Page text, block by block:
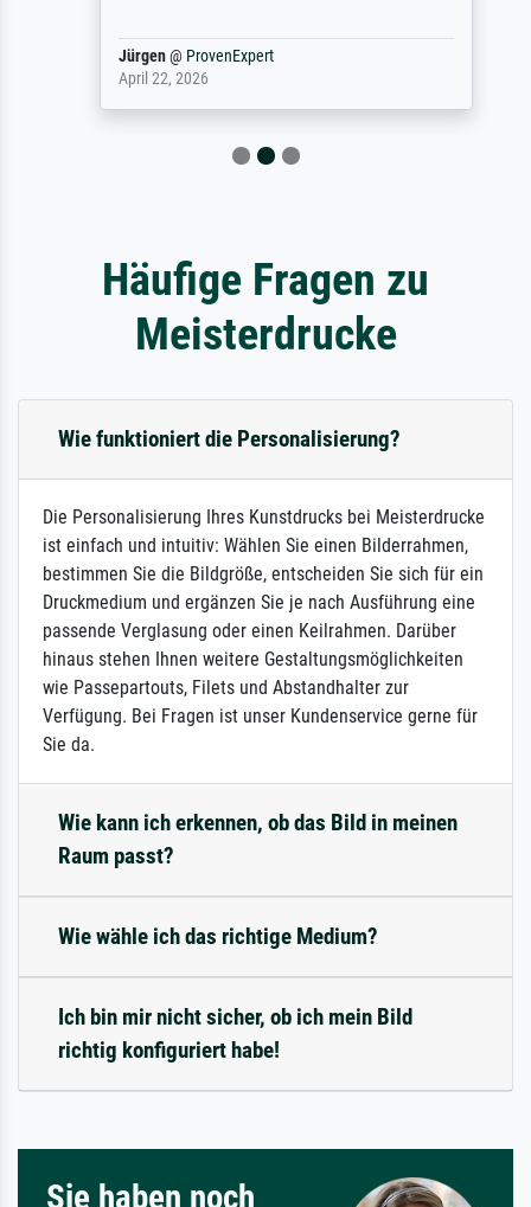
Jürgen@ProvenExpert
April 22, 2026
Häufige Fragen zu
Meisterdrucke
Wie funktioniert die Personalisierung?
Die Personalisierung Ihres Kunstdrucks bei Meisterdrucke
ist einfach und intuitiv: Wählen Sie einen Bilderrahmen,
bestimmen Sie die Bildgröße, entscheiden Sie sich für ein
Druckmedium und ergänzen Sie je nach Ausführung eine
passende Verglasung oder einen Keilrahmen. Darüber
hinaus stehen Ihnen weitere Gestaltungsmöglichkeiten
wie Passepartouts, Filets und Abstandhalter zur
Verfügung. Bei Fragen ist unser Kundenservice gerne für
Sie da.
Wie kann ich erkennen, ob das Bild in meinen
Raum passt?
Wie wähle ich das richtige Medium?
Ich bin mir nicht sicher, ob ich mein Bild
richtig konfiguriert habe!
Sie haben noch